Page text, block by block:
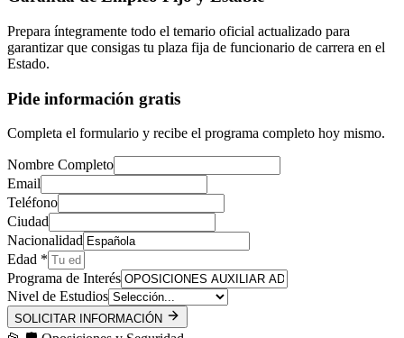
Prepara íntegramente todo el temario oficial actualizado para
garantizar que consigas tu plaza fija de funcionario de carrera en el
Estado.
Pide información gratis
Completa el formulario y recibe el programa completo hoy mismo.
Nombre Completo
Email
Teléfono
Ciudad
Nacionalidad
Edad *
Programa de Interés
Nivel de Estudios
SOLICITAR INFORMACIÓN